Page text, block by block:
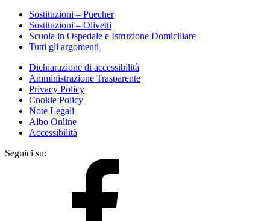
Sostituzioni – Puecher
Sostituzioni – Olivetti
Scuola in Ospedale e Istruzione Domiciliare
Tutti gli argomenti
Dichiarazione di accessibilità
Amministrazione Trasparente
Privacy Policy
Cookie Policy
Note Legali
Albo Online
Accessibilità
Seguici su: